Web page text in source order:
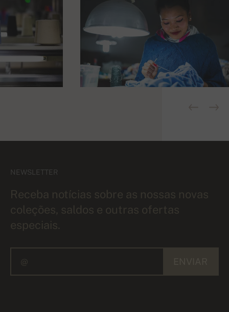
NEWSLETTER
Receba notícias sobre as nossas novas
coleções, saldos e outras ofertas
especiais.